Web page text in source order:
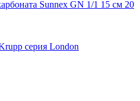
Sunnex GN 1/1 15 см 20
серия London